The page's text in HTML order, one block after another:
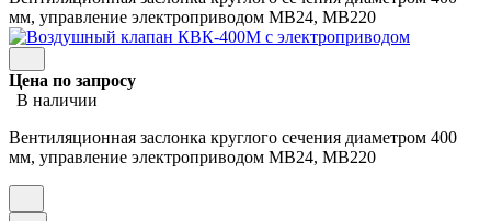
мм, управление электроприводом МВ24, МВ220
Цена по запросу
В наличии
Вентиляционная заслонка круглого сечения диаметром 400
мм, управление электроприводом МВ24, МВ220